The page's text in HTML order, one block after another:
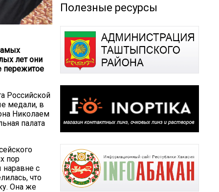
лет они
пережитое
Российской
медали, в
Николаем
палата
пор
наравне с
что
Она же
Полезные ресурсы